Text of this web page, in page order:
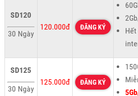
SD120
30 Ngày
120.000đ ĐĂNG KÝ
SD125
30 Ngày
125.000đ ĐĂNG KÝ